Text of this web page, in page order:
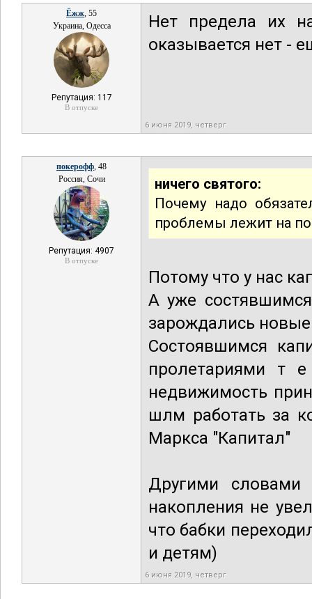
Ёжж, 55
Украина, Одесса
Репутация: 117
В отпуске
Нет предела их
оказывается нет -
6 июня 2019, четверг
покерофф, 48
Россия, Сочи
Репутация: 4907
В отпуске
ничего святого:
Почему надо
проблемы лежит на
Потому что у нас
А уже
зарождались
Состоявшимся
пролетариями т
недвижимость
шлм работать за
Маркса "Капитал"
Другими
накопления не
что бабки
и детям)
6 июня 2019, четверг